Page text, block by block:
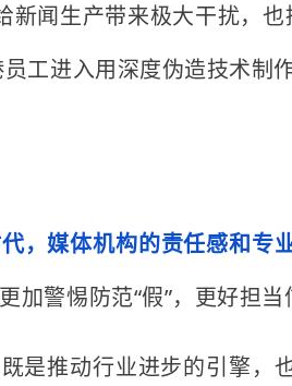
新闻生产带来极大干扰，
工进入用深度伪造技术制
，媒体机构的责任感和专
加警惕防范“假”，更好担
是推动行业进步的引擎，